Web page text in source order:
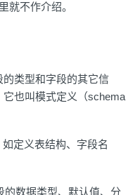
就不作介绍。
的类型和字段的其它信
也叫模式定义（schema
定义表结构、字段名
的数据类型、默认值、分